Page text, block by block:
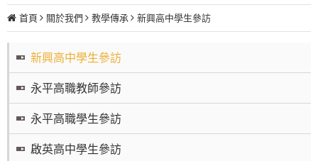
首頁 關於我們 教學傳承 新興高中學生參訪
新興高中學生參訪
永平高職教師參訪
永平高職學生參訪
啟英高中學生參訪